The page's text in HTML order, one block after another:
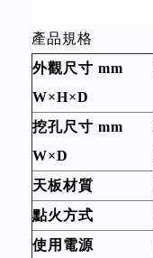
產品規格
外觀尺寸 mm
W×H×D
挖孔尺寸 mm
W×D
天板材質
點火方式
使用電源